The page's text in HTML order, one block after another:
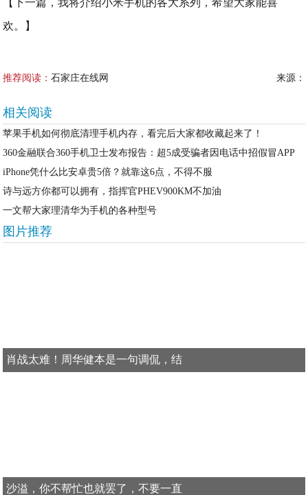
【下一篇，我将介绍小米手机的各大系列，希望大家能喜
欢。】
推荐阅读：石家庄在线网 来源：
相关阅读
苹果手机如何彻底清理手机内存，看完后大家都收藏起来了！
360金融联合360手机卫士发布报告：超5成受骗者因电话中招假冒APP
iPhone凭什么比安卓贵5倍？就靠这6点，不得不服
诗与远方你都可以拥有，指挥官PHEV900KM不加油
一文帮大家理清华为手机的各种型号
图片推荐
肖战太难！周华健本是一句调侃，结
沙溢，你不帮忙也就罢了，不要一直